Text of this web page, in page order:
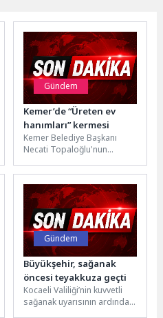
Gündem
Kemer’de “Üreten ev
hanımları” kermesi
Kemer Belediye Başkanı
Necati Topaloğlu'nun
sosyal projeler kapsamında
düzenlenen ‘Üreten Ev
Hanımları Kermesi,...
Gündem
Büyükşehir, sağanak
öncesi teyakkuza geçti
Kocaeli Valiliği’nin kuvvetli
sağanak uyarısının ardından